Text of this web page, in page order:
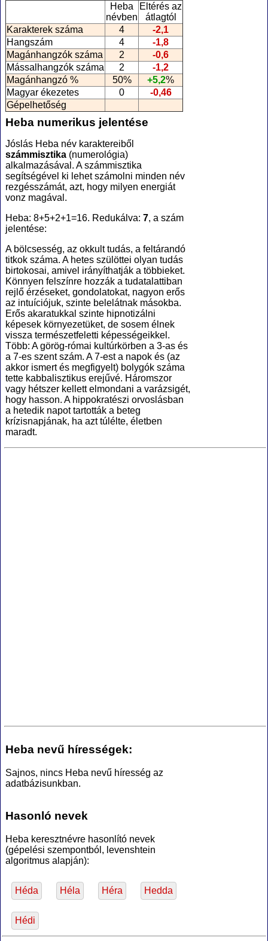
Heba
névben
Eltérés az
átlagtól
Karakterek száma
4
-2,1
Hangszám
4
-1,8
Magánhangzók száma
2
-0,6
Mássalhangzók száma
2
-1,2
Magánhangzó %
50% +5,2%
Magyar ékezetes
0
-0,46
Gépelhetőség
Heba numerikus jelentése
Jóslás Heba név karaktereiből
számmisztika (numerológia)
alkalmazásával. A számmisztika
segítségével ki lehet számolni minden név
rezgésszámát, azt, hogy milyen energiát
vonz magával.
Heba: 8+5+2+1=16. Redukálva: 7, a szám
jelentése:
A bölcsesség, az okkult tudás, a feltárandó
titkok száma. A hetes szülöttei olyan tudás
birtokosai, amivel irányíthatják a többieket.
Könnyen felszínre hozzák a tudatalattiban
rejlő érzéseket, gondolatokat, nagyon erős
az intuíciójuk, szinte belelátnak másokba.
Erős akaratukkal szinte hipnotizálni
képesek környezetüket, de sosem élnek
vissza természetfeletti képességeikkel.
Több: A görög-római kultúrkörben a 3-as és
a 7-es szent szám. A 7-est a napok és (az
akkor ismert és megfigyelt) bolygók száma
tette kabbalisztikus erejűvé. Háromszor
vagy hétszer kellett elmondani a varázsigét,
hogy hasson. A hippokratészi orvoslásban
a hetedik napot tartották a beteg
krízisnapjának, ha azt túlélte, életben
maradt.
Heba nevű hírességek:
Sajnos, nincs Heba nevű híresség az
adatbázisunkban.
Hasonló nevek
Heba keresztnévre hasonlító nevek
(gépelési szempontból, levenshtein
algoritmus alapján):
Héda Héla Héra Hedda
Hédi